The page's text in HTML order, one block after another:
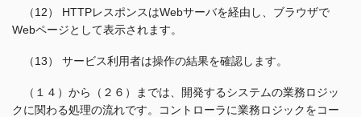
（12） HTTPレスポンスはWebサーバを経由し、ブラウザで
Webページとして表示されます。
（13） サービス利用者は操作の結果を確認します。
（１４）から（２６）までは、開発するシステムの業務ロジッ
クに関わる処理の流れです。コントローラに業務ロジックをコー